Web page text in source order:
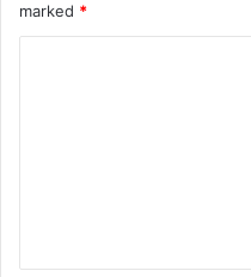
marked *